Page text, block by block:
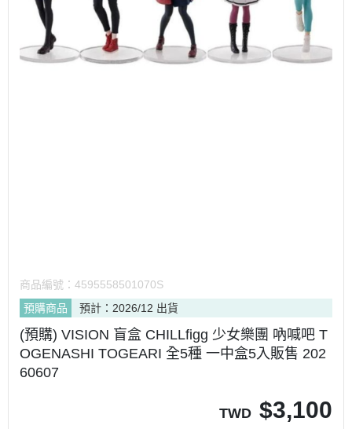
商品編號： 4595558501070S
預購商品
預計：2026/12 出貨
(預購) VISION 盲盒 CHILLfigg 少女樂團 吶喊吧 T
OGENASHI TOGEARI 全5種 一中盒5入販售 202
60607
TWD $3,100